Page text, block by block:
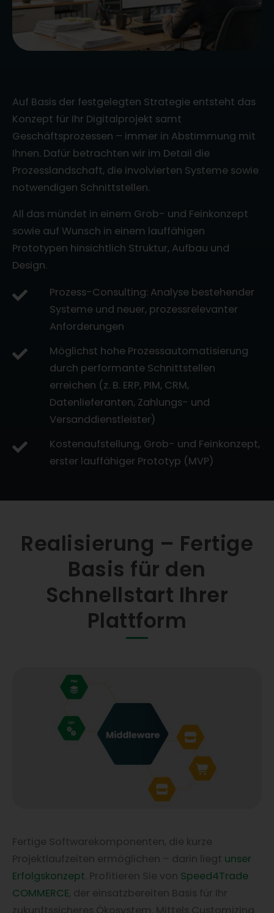
Auf Basis der festgelegten Strategie entsteht das
Konzept für Ihr Digitalprojekt samt
Geschäftsprozessen – immer in Abstimmung mit
Ihnen. Dafür betrachten wir im Detail die
Prozesslandschaft, die involvierten Systeme sowie
notwendigen Schnittstellen.
All das mündet in einem Grob- und Feinkonzept
sowie auf Wunsch in einem lauffähigen
Prototypen hinsichtlich Struktur, Aufbau und
Design.
Prozess-Consulting: Analyse bestehender
Systeme und neuer, prozessrelevanter
Anforderungen
Möglichst hohe Prozessautomatisierung
durch performante Schnittstellen
erreichen (z. B. ERP, PIM, CRM,
Datenlieferanten, Zahlungs- und
Versanddienstleister)
Kostenaufstellung, Grob- und Feinkonzept,
erster lauffähiger Prototyp (MVP)
Realisierung – Fertige
Basis für den
Schnellstart Ihrer
Plattform
Fertige Softwarekomponenten, die kurze
Projektlaufzeiten ermöglichen – darin liegt unser
Erfolgskonzept . Profitieren Sie von Speed4Trade
COMMERCE, der einsatzbereiten Basis für Ihr